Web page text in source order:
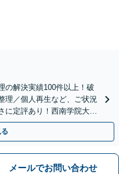
の解決実績100件以上！破
理／個人再生など、ご状況
に定評あり！西南学院大学
【西新駅5分】
メールでお問い合わせ